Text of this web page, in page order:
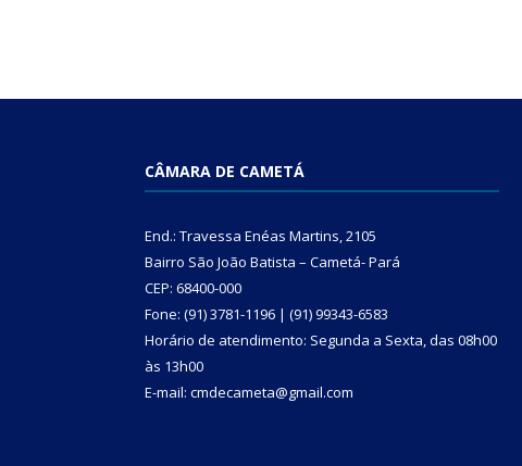
CÂMARA DE CAMETÁ
End.: Travessa Enéas Martins, 2105
Bairro São João Batista – Cametá- Pará
CEP: 68400-000
Fone: (91) 3781-1196 | (91) 99343-6583
Horário de atendimento: Segunda a Sexta, das 08h00
às 13h00
E-mail: cmdecameta@gmail.com